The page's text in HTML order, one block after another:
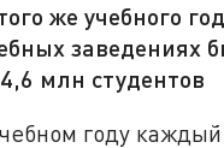
же учебного
заведениях
млн студентов
году